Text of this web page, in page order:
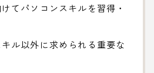
てパソコンスキルを習得・
ル以外に求められる重要な